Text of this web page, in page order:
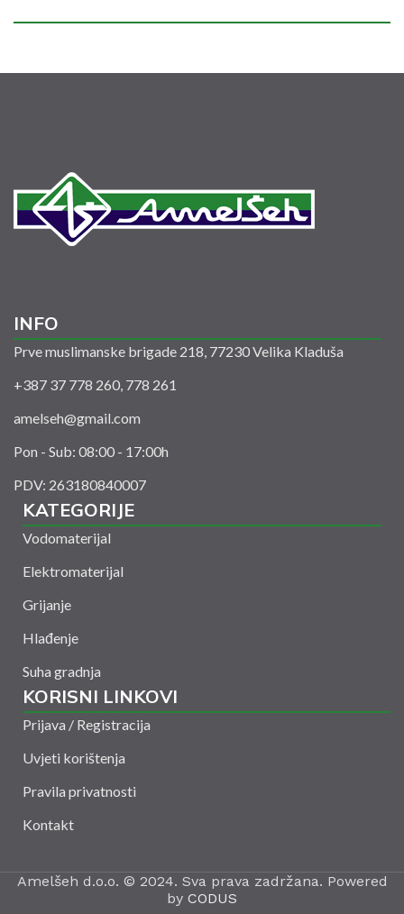
INFO
Prve muslimanske brigade 218, 77230 Velika Kladuša
+387 37 778 260, 778 261
amelseh@gmail.com
Pon - Sub: 08:00 - 17:00h
PDV: 263180840007
KATEGORIJE
Vodomaterijal
Elektromaterijal
Grijanje
Hlađenje
Suha gradnja
KORISNI LINKOVI
Prijava / Registracija
Uvjeti korištenja
Pravila privatnosti
Kontakt
Amelšeh d.o.o. © 2024. Sva prava zadržana. Powered
by CODUS